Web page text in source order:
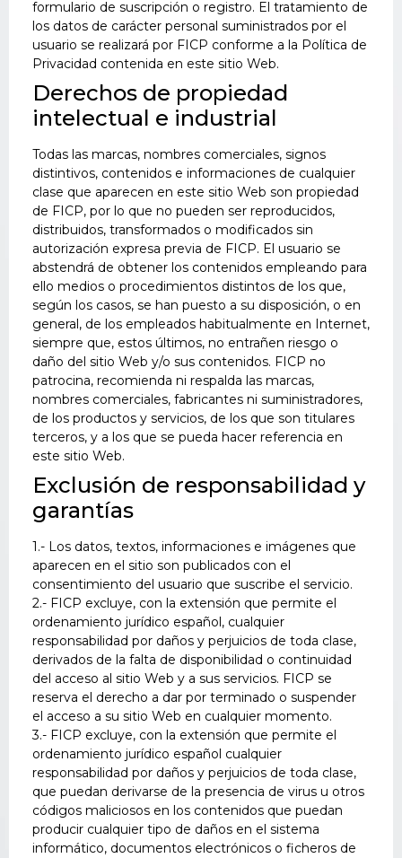
formulario de suscripción o registro. El tratamiento de
los datos de carácter personal suministrados por el
usuario se realizará por FICP conforme a la Política de
Privacidad contenida en este sitio Web.
Derechos de propiedad
intelectual e industrial
Todas las marcas, nombres comerciales, signos
distintivos, contenidos e informaciones de cualquier
clase que aparecen en este sitio Web son propiedad
de FICP, por lo que no pueden ser reproducidos,
distribuidos, transformados o modificados sin
autorización expresa previa de FICP. El usuario se
abstendrá de obtener los contenidos empleando para
ello medios o procedimientos distintos de los que,
según los casos, se han puesto a su disposición, o en
general, de los empleados habitualmente en Internet,
siempre que, estos últimos, no entrañen riesgo o
daño del sitio Web y/o sus contenidos. FICP no
patrocina, recomienda ni respalda las marcas,
nombres comerciales, fabricantes ni suministradores,
de los productos y servicios, de los que son titulares
terceros, y a los que se pueda hacer referencia en
este sitio Web.
Exclusión de responsabilidad y
garantías
1.- Los datos, textos, informaciones e imágenes que
aparecen en el sitio son publicados con el
consentimiento del usuario que suscribe el servicio.
2.- FICP excluye, con la extensión que permite el
ordenamiento jurídico español, cualquier
responsabilidad por daños y perjuicios de toda clase,
derivados de la falta de disponibilidad o continuidad
del acceso al sitio Web y a sus servicios. FICP se
reserva el derecho a dar por terminado o suspender
el acceso a su sitio Web en cualquier momento.
3.- FICP excluye, con la extensión que permite el
ordenamiento jurídico español cualquier
responsabilidad por daños y perjuicios de toda clase,
que puedan derivarse de la presencia de virus u otros
códigos maliciosos en los contenidos que puedan
producir cualquier tipo de daños en el sistema
informático, documentos electrónicos o ficheros de